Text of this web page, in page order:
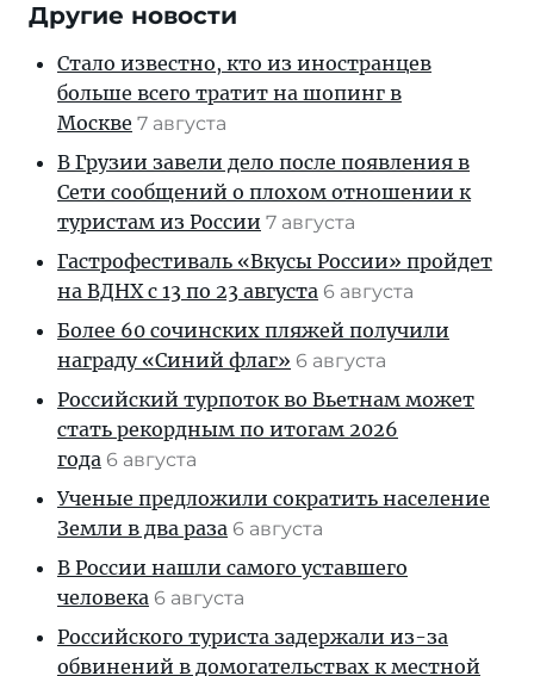
Другие новости
Стало известно, кто из иностранцев
больше всего тратит на шопинг в
Москве 7 августа
В Грузии завели дело после появления в
Сети сообщений о плохом отношении к
туристам из России 7 августа
Гастрофестиваль «Вкусы России» пройдет
на ВДНХ с 13 по 23 августа 6 августа
Более 60 сочинских пляжей получили
награду «Синий флаг» 6 августа
Российский турпоток во Вьетнам может
стать рекордным по итогам 2026
года 6 августа
Ученые предложили сократить население
Земли в два раза 6 августа
В России нашли самого уставшего
человека 6 августа
Российского туриста задержали из-за
обвинений в домогательствах к местной